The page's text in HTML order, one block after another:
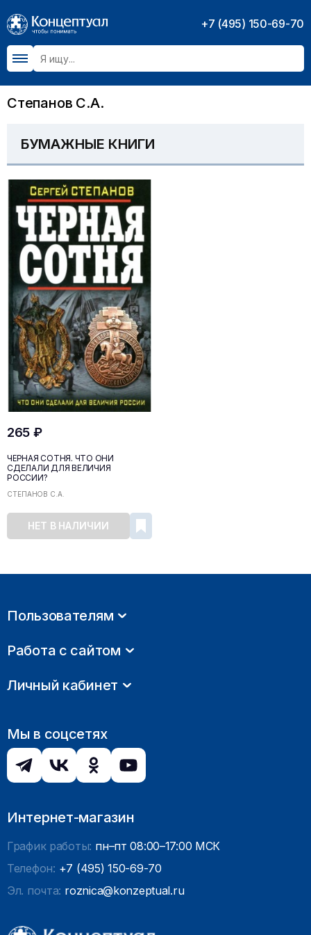
+7 (495) 150-69-70
Степанов С.А.
БУМАЖНЫЕ КНИГИ
265 ₽
ЧЁРНАЯ СОТНЯ. ЧТО ОНИ
СДЕЛАЛИ ДЛЯ ВЕЛИЧИЯ
РОССИИ?
СТЕПАНОВ С.А.
НЕТ В НАЛИЧИИ
Пользователям
Работа с сайтом
Личный кабинет
Мы в соцсетях
Интернет-магазин
График работы: пн–пт 08:00–17:00 МСК
Телефон: +7 (495) 150-69-70
Эл. почта: roznica@konzeptual.ru